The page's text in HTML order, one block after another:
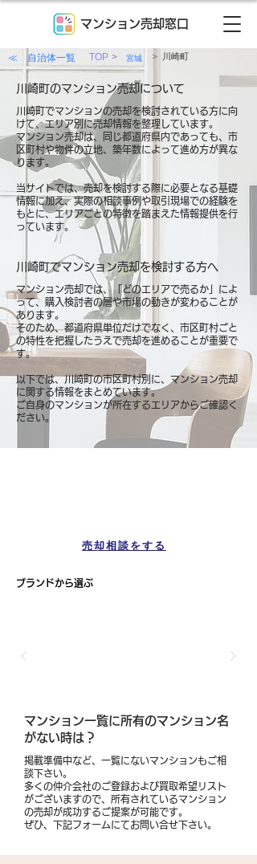
マンション売却窓口
≪ 自治体一覧 TOP > 宮城 > 川崎町
川崎町のマンション売却について
川崎町でマンションの売却を検討されている方に向
けて、エリア別に売却情報を整理しています。
マンション売却は、同じ都道府県内であっても、市
区町村や物件の立地、築年数によって進め方が異な
ります。
当サイトでは、売却を検討する際に必要となる基礎
情報に加え、実際の相談事例や取引現場での経験を
もとに、エリアごとの特徴を踏まえた情報提供を行
っています。
川崎町でマンション売却を検討する方へ
マンション売却では、「どのエリアで売るか」によ
って、購入検討者の層や市場の動きが変わることが
あります。
そのため、都道府県単位だけでなく、市区町村ごと
の特性を把握したうえで売却を進めることが重要で
す。
以下では、川崎町の市区町村別に、マンション売却
に関する情報をまとめています。
ご自身のマンションが所在するエリアからご確認く
ださい。
売却相談をする
ブランドから選ぶ
​マンション一覧に所有のマンション名
がない時は？
掲載準備中など、一覧にないマンションもご相
談下さい。
多くの仲介会社のご登録および買取希望リスト
がございますので、所有されているマンション
の売却が成功するご提案が可能です。
​ぜひ、下記フォームにてお問い合せ下さい。